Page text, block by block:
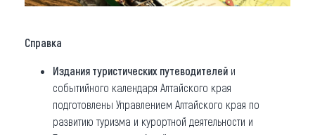
Справка
Издания туристических путеводителей и
событийного календаря Алтайского края
подготовлены Управлением Алтайского края по
развитию туризма и курортной деятельности и